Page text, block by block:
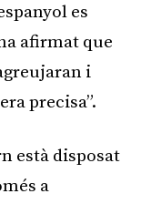
es
afirmat que
i
precisa”.
està disposat
a